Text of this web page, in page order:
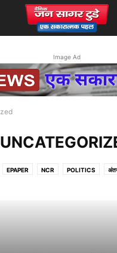
Image Ad
EPAPER NCR POLITICS